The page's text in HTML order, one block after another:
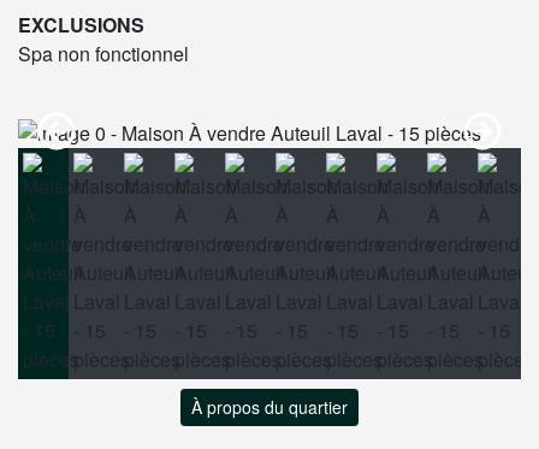
EXCLUSIONS
Spa non fonctionnel
À propos du quartier